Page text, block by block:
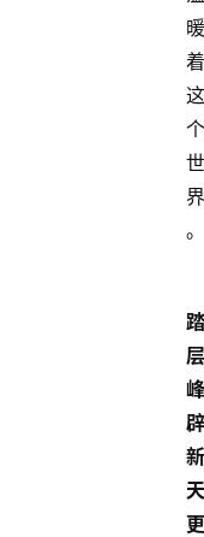
暖
着
这
个
世
界
。
踏
层
峰
辟
新
天
更